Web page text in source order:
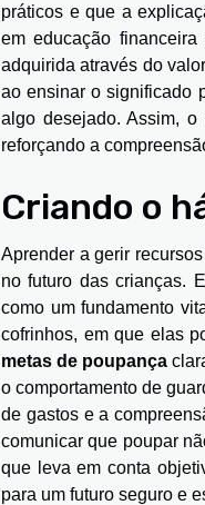
práticos e que a
em educação
adquirida através do
ao ensinar o significado
algo desejado. Assim,
reforçando a
Criando o
Aprender a gerir
no futuro das crianças.
como um fundamento
cofrinhos, em que elas
metas de poupança
o comportamento de
de gastos e a
comunicar que poupar
que leva em conta
para um futuro seguro e